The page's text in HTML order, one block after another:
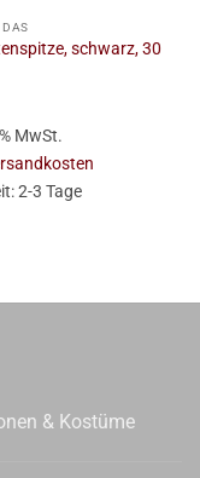
DAS
schwarz, 30
MwSt.
2-3 Tage
& Kostüme